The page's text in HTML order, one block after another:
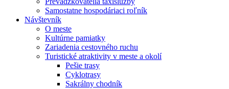
Samostatne hospodáriaci roľník
Návštevník
O meste
Kultúrne pamiatky
Zariadenia cestovného ruchu
Turistické atraktivity v meste a okolí
Pešie trasy
Cyklotrasy
Sakrálny chodník